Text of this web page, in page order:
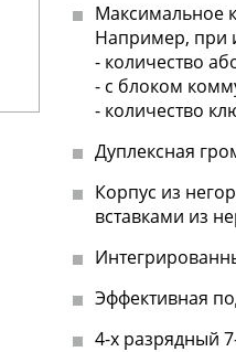
Максимальное
Например, при
- количество
- с блоком
- количество
Дуплексная
Корпус из
вставками из
Эффективная
4-х разрядный